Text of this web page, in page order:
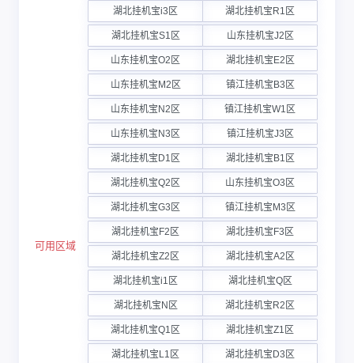
可用区域
湖北挂机宝i3区 湖北挂机宝R1区
湖北挂机宝S1区 山东挂机宝J2区
山东挂机宝O2区 湖北挂机宝E2区
山东挂机宝M2区 镇江挂机宝B3区
山东挂机宝N2区 镇江挂机宝W1区
山东挂机宝N3区 镇江挂机宝J3区
湖北挂机宝D1区 湖北挂机宝B1区
湖北挂机宝Q2区 山东挂机宝O3区
湖北挂机宝G3区 镇江挂机宝M3区
湖北挂机宝F2区 湖北挂机宝F3区
湖北挂机宝Z2区 湖北挂机宝A2区
湖北挂机宝i1区 湖北挂机宝Q区
湖北挂机宝N区 湖北挂机宝R2区
湖北挂机宝Q1区 湖北挂机宝Z1区
湖北挂机宝L1区 湖北挂机宝D3区